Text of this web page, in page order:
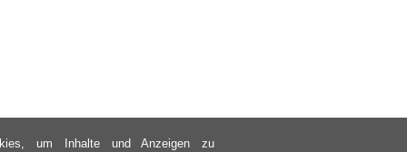
um Inhalte und Anzeigen zu